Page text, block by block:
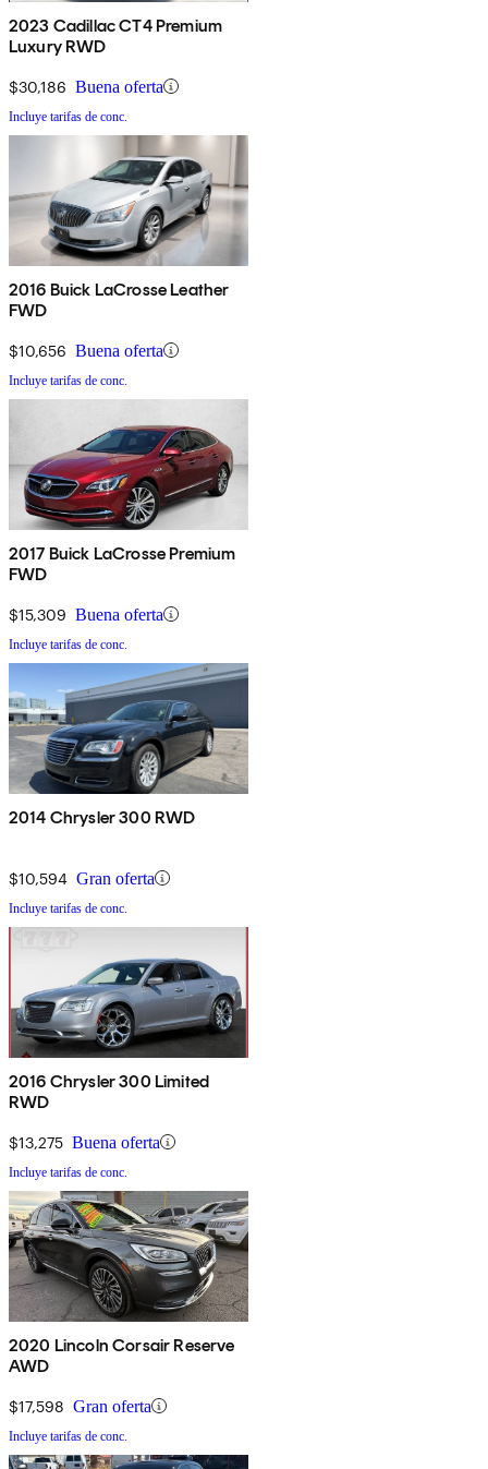
2023 Cadillac CT4 Premium
Luxury RWD
$30,186 Buena oferta
Incluye tarifas de conc.
2016 Buick LaCrosse Leather
FWD
$10,656 Buena oferta
Incluye tarifas de conc.
2017 Buick LaCrosse Premium
FWD
$15,309 Buena oferta
Incluye tarifas de conc.
2014 Chrysler 300 RWD
$10,594 Gran oferta
Incluye tarifas de conc.
2016 Chrysler 300 Limited
RWD
$13,275 Buena oferta
Incluye tarifas de conc.
2020 Lincoln Corsair Reserve
AWD
$17,598 Gran oferta
Incluye tarifas de conc.